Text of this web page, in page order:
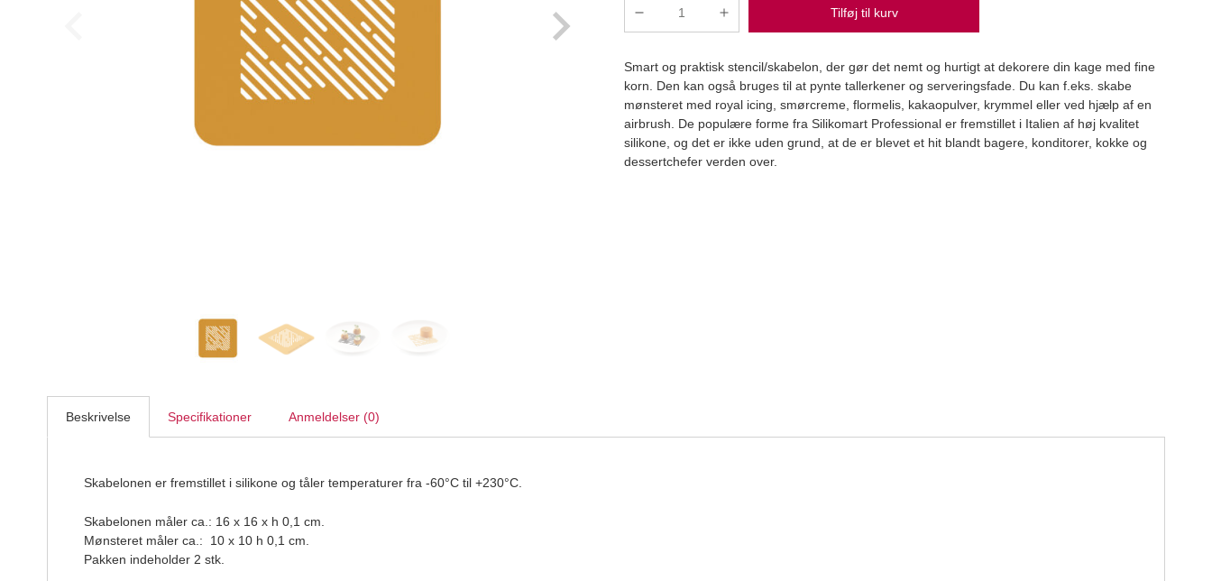
Callebaut Chokolade Callets ekstra mørk 70-30-38 - 2,5 kg
Læg i kurv
was:
is:
Silikomart
Tilføj til kurv
Smart og praktisk stencil/skabelon, der gør det nemt og hurtigt at dekorere din kage med fine
korn. Den kan også bruges til at pynte tallerkener og serveringsfade. Du kan f.eks. skabe
mønsteret med royal icing, smørcreme, flormelis, kakaopulver, krymmel eller ved hjælp af en
airbrush. De populære forme fra Silikomart Professional er fremstillet i Italien af høj kvalitet
silikone, og det er ikke uden grund, at de er blevet et hit blandt bagere, konditorer, kokke og
dessertchefer verden over.
Beskrivelse Specifikationer Anmeldelser (0)
Skabelonen er fremstillet i silikone og tåler temperaturer fra -60°C til +230°C.
Skabelonen måler ca.: 16 x 16 x h 0,1 cm.
Mønsteret måler ca.: 10 x 10 h 0,1 cm.
Pakken indeholder 2 stk.